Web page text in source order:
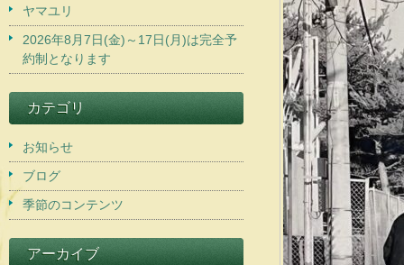
ヤマユリ
2026年8月7日(金)～17日(月)は完全予
約制となります
カテゴリ
お知らせ
ブログ
季節のコンテンツ
アーカイブ